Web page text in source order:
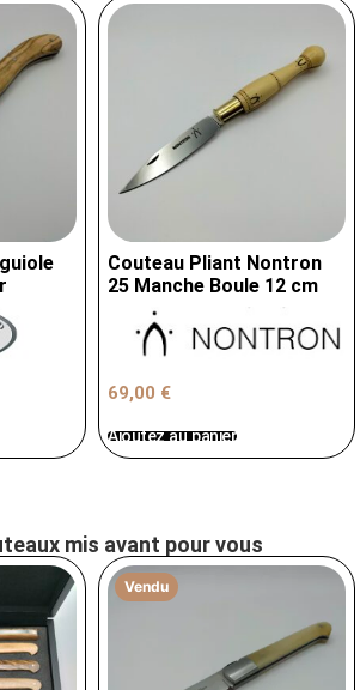
Couteau Pliant Nontron
25 Manche Boule 12 cm
69,00 €
Ajoutez au panier
mis avant pour vous
Vendu